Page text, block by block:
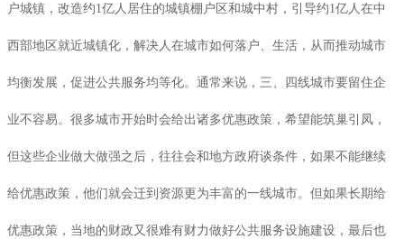
户城镇，改造约1 亿人居住的城镇棚户区和城中村，引导约1 亿人在中
西部地区就近城镇化，解决人在城市如何落户、生活，从而推动城市
均衡发展，促进公共服务均等化。通常来说，三、四线城市要留住企
业不容易。很多城市开始时会给出诸多优惠政策，希望能筑巢引凤，
但这些企业做大做强之后，往往会和地方政府谈条件，如果不能继续
给优惠政策，他们就会迁到资源更为丰富的一线城市。但如果长期给
优惠政策，当地的财政又很难有财力做好公共服务设施建设，最后也